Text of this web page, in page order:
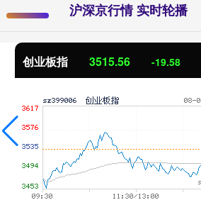
沪深京行情 实时轮播
创业板指 3515.56 -19.58